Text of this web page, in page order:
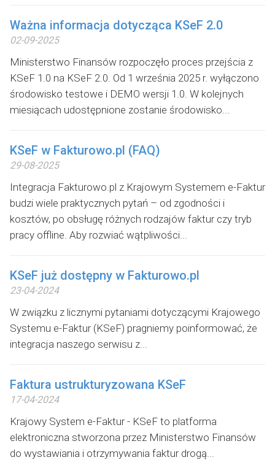
Ważna informacja dotycząca KSeF 2.0
02-09-2025
Ministerstwo Finansów rozpoczęło proces przejścia z
KSeF 1.0 na KSeF 2.0. Od 1 września 2025 r. wyłączono
środowisko testowe i DEMO wersji 1.0. W kolejnych
miesiącach udostępnione zostanie środowisko...
KSeF w Fakturowo.pl (FAQ)
29-08-2025
Integracja Fakturowo.pl z Krajowym Systemem e-Faktur
budzi wiele praktycznych pytań – od zgodności i
kosztów, po obsługę różnych rodzajów faktur czy tryb
pracy offline. Aby rozwiać wątpliwości...
KSeF już dostępny w Fakturowo.pl
23-04-2024
W związku z licznymi pytaniami dotyczącymi Krajowego
Systemu e-Faktur (KSeF) pragniemy poinformować, że
integracja naszego serwisu z...
Faktura ustrukturyzowana KSeF
17-04-2024
Krajowy System e-Faktur - KSeF to platforma
elektroniczna stworzona przez Ministerstwo Finansów
do wystawiania i otrzymywania faktur drogą...